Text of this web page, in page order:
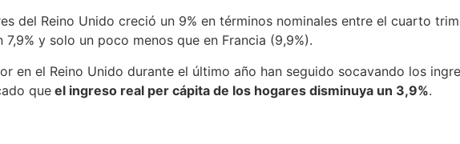
del Reino Unido creció un 9% en términos nominales entre el cuarto
y solo un poco menos que en Francia (9,9%).
en el Reino Unido durante el último año han seguido socavando los
que el ingreso real per cápita de los hogares disminuya un 3,9%.